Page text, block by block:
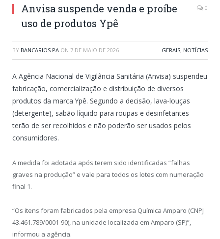
Anvisa suspende venda e proíbe
uso de produtos Ypê
0
BY BANCARIOS PA ON 7 DE MAIO DE 2026 GERAIS, NOTÍCIAS
A Agência Nacional de Vigilância Sanitária (Anvisa) suspendeu
fabricação, comercialização e distribuição de diversos
produtos da marca Ypê. Segundo a decisão, lava-louças
(detergente), sabão líquido para roupas e desinfetantes
terão de ser recolhidos e não poderão ser usados pelos
consumidores.
A medida foi adotada após terem sido identificadas “falhas
graves na produção” e vale para todos os lotes com numeração
final 1.
“Os itens foram fabricados pela empresa Química Amparo (CNPJ
43.461.789/0001-90), na unidade localizada em Amparo (SP)”,
informou a agência.